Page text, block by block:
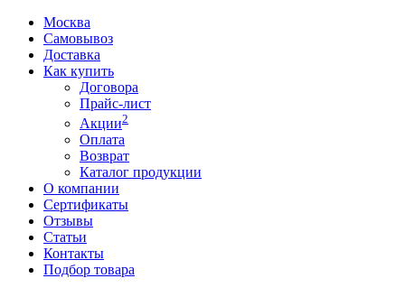
Москва
Самовывоз
Доставка
Как купить
Договора
Прайс-лист
Акции2
Оплата
Возврат
Каталог продукции
О компании
Сертификаты
Отзывы
Статьи
Контакты
Подбор товара